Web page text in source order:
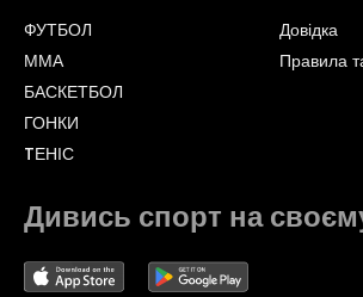
ФУТБОЛ
ММА
БАСКЕТБОЛ
ГОНКИ
TЕНІС
Довідка
Правила
Дивись спорт на